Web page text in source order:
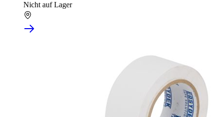
Nicht auf Lager